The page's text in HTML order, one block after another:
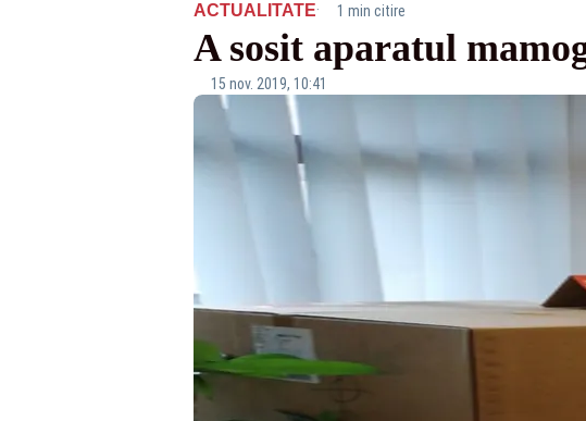
ACTUALITATE· 1 min citire
A sosit aparatul
15 nov. 2019, 10:41